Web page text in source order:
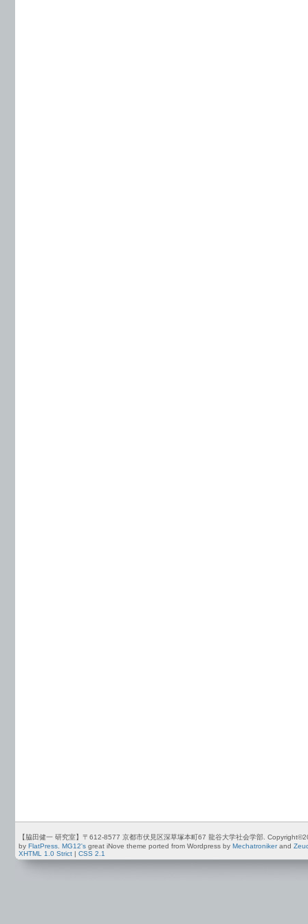
【脇田健一 研究室】〒612-8577 京都市伏見区深草塚本町67 龍谷大学社会学部.
by FlatPress. MG12's great iNove theme ported from Wordpress by Mechatronikerand
XHTML 1.0 Strict
CSS 2.1